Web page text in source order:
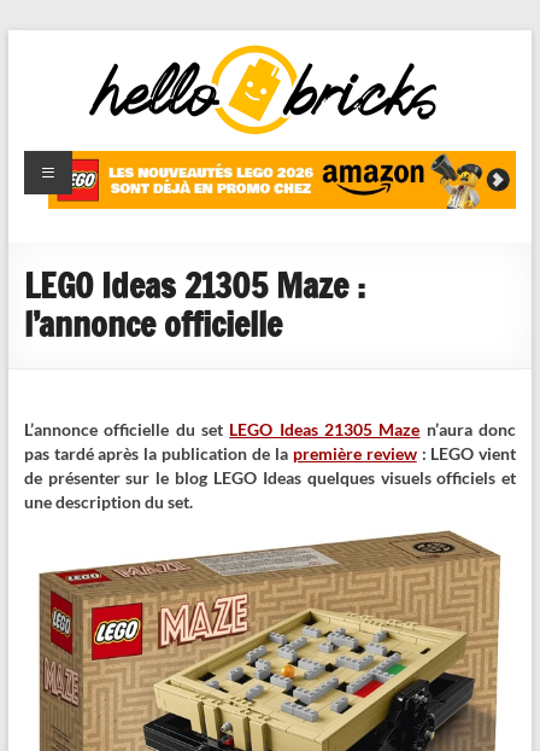
HelloBricks
Blog LEGO,
nouveaut�s
reviews
LEGO Ideas 21305 Maze :
l’annonce officielle
L’annonce officielle du set LEGO Ideas 21305 Maze n’aura donc
pas tardé après la publication de la première review: LEGO vient
de présenter sur le blog LEGO Ideas quelques visuels officiels et
une description du set.